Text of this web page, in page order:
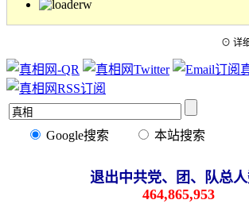
⊙ 详
Google搜索 本站搜索
退出中共党、团、队总
464,865,953